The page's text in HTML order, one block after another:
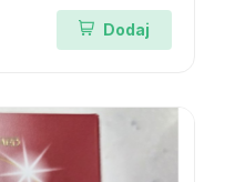
Dodaj